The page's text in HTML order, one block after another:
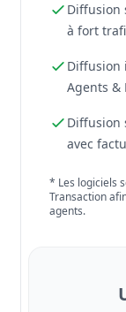
Diffusion
à fort
Diffusion
Agents &
Diffusion
avec
* Les logiciels
Transaction
agents.